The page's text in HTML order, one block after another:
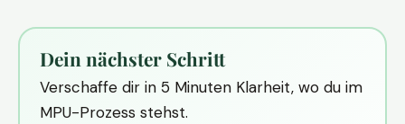
Dein nächster Schritt
Verschaffe dir in 5 Minuten Klarheit, wo du im
MPU-Prozess stehst.